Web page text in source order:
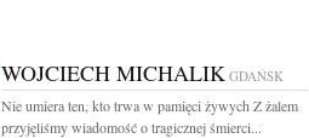
WOJCIECH MICHALIK GDAŃSK
Nie umiera ten, kto trwa w pamięci żywych Z żalem
przyjęliśmy wiadomość o tragicznej śmierci...